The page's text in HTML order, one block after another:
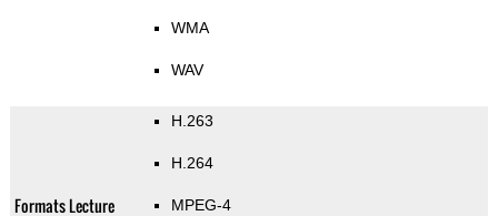
WMA
WAV
Formats Lecture
H.263
H.264
MPEG-4